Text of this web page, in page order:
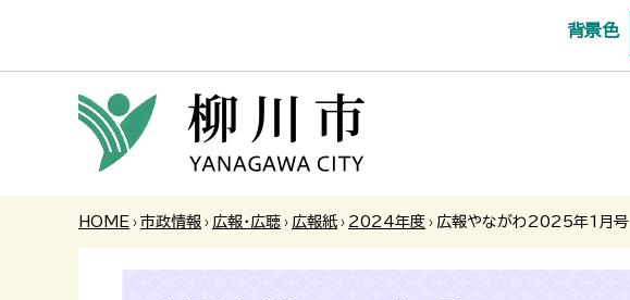
背景色
HOME › 市政情報 › 広報・広聴 › 広報紙 › 2024年度 › 広報やながわ2025年1月号